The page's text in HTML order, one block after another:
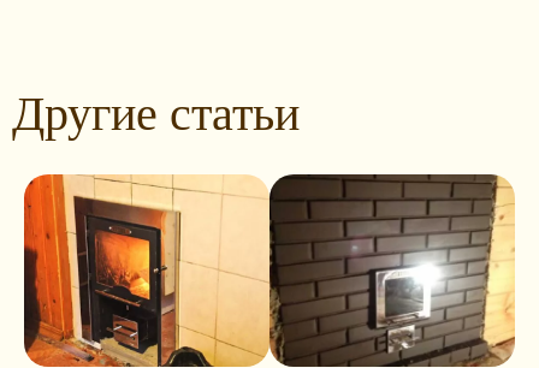
Другие статьи